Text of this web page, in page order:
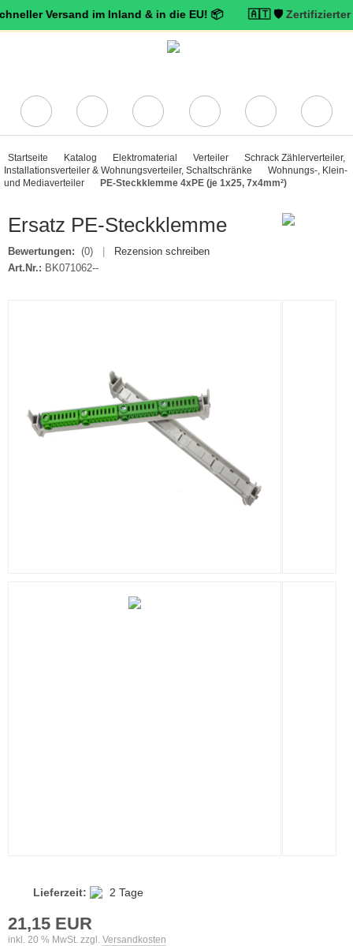
Versand im Inland & in die EU! 📦 🇦🇹 🛡️ Zertifizierter
Startseite Katalog Elektromaterial Verteiler
Schrack Zählerverteiler,
Installationsverteiler & Wohnungsverteiler, Schaltschränke
Wohnungs-, Klein-
und Mediaverteiler
PE-Steckklemme 4xPE (je 1x25, 7x4mm²)
Ersatz PE-Steckklemme
Bewertungen: (0)
Rezension schreiben
Art.Nr.: BK071062--
Lieferzeit: 2 Tage
21,15 EUR
inkl. 20 % MwSt. zzgl. Versandkosten